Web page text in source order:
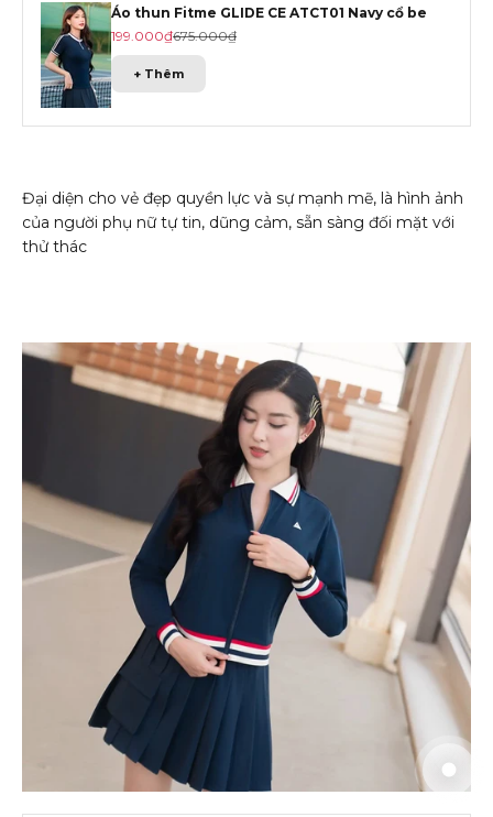
Áo thun Fitme GLIDE CE ATCT01 Navy cổ be
Giá khuyến mãi
199.000₫Giá gốc
675.000₫
+ Thêm
Đại diện cho vẻ đẹp quyền lực và sự mạnh mẽ, là hình ảnh
của người phụ nữ tự tin, dũng cảm, sẵn sàng đối mặt với
thử thác
Đến
Đến
Đến